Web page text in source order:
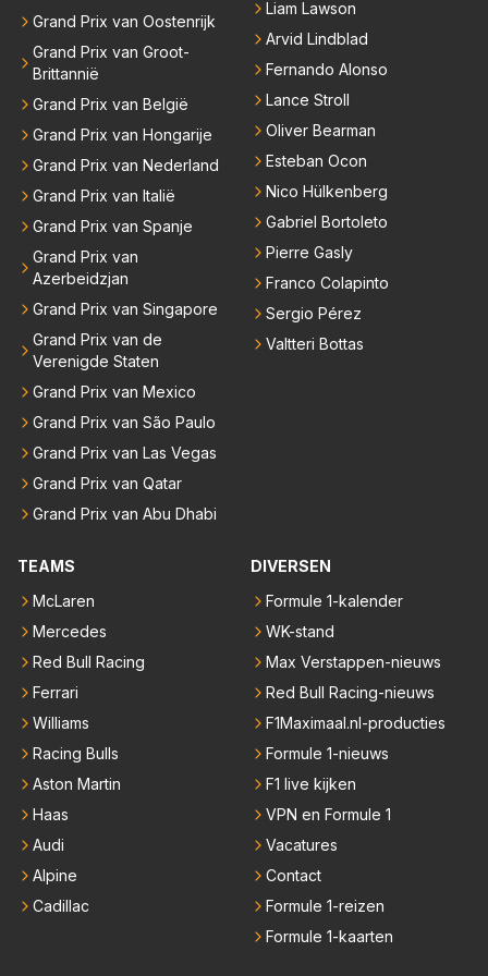
Grand Prix van Oostenrijk
Grand Prix van Groot-
Brittannië
Grand Prix van België
Grand Prix van Hongarije
Grand Prix van Nederland
Grand Prix van Italië
Grand Prix van Spanje
Grand Prix van
Azerbeidzjan
Grand Prix van Singapore
Grand Prix van de
Verenigde Staten
Grand Prix van Mexico
Grand Prix van São Paulo
Grand Prix van Las Vegas
Grand Prix van Qatar
Grand Prix van Abu Dhabi
Liam Lawson
Arvid Lindblad
Fernando Alonso
Lance Stroll
Oliver Bearman
Esteban Ocon
Nico Hülkenberg
Gabriel Bortoleto
Pierre Gasly
Franco Colapinto
Sergio Pérez
Valtteri Bottas
TEAMS
McLaren
Mercedes
Red Bull Racing
Ferrari
Williams
Racing Bulls
Aston Martin
Haas
Audi
Alpine
Cadillac
DIVERSEN
Formule 1-kalender
WK-stand
Max Verstappen-nieuws
Red Bull Racing-nieuws
F1Maximaal.nl-producties
Formule 1-nieuws
F1 live kijken
VPN en Formule 1
Vacatures
Contact
Formule 1-reizen
Formule 1-kaarten